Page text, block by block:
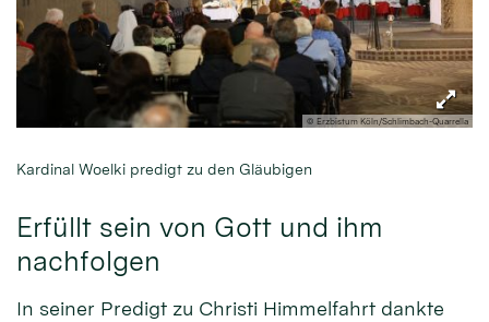
© Erzbistum Köln/Schlimbach-Quarrella
Kardinal Woelki predigt zu den Gläubigen
Erfüllt sein von Gott und ihm
nachfolgen
In seiner Predigt zu Christi Himmelfahrt dankte